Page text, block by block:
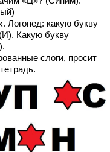
Логопед: какую букву
Какую букву
слоги, просит